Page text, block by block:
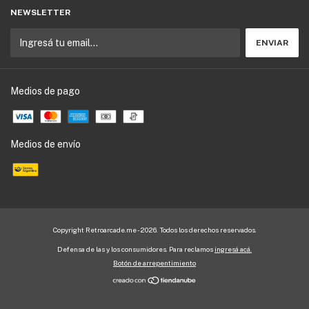
NEWSLETTER
Medios de pago
Medios de envío
Copyright Retroarcade.me - 2026. Todos los derechos reservados.
Defensa de las y los consumidores. Para reclamos ingresá acá.
Botón de arrepentimiento